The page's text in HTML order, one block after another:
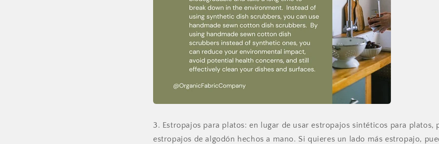
3. Estropajos para platos: en lugar de usar estropajos sintéticos para platos,
estropajos de algodón hechos a mano. Si quieres un lado más estropajo,